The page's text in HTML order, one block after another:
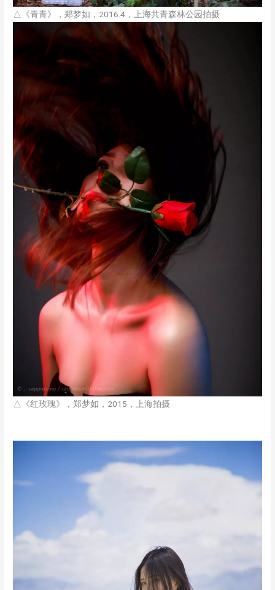
△《青青》，郑梦如，2016.4，上海共青森林公园拍摄
△《红玫瑰》，郑梦如，2015，上海拍摄